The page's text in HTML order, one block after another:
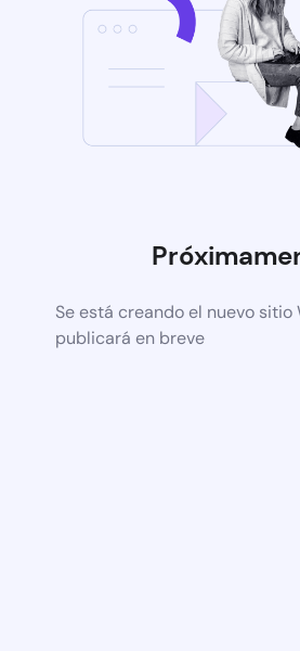
Se está creando el nuevo sitio
publicará en breve